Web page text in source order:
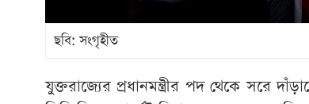
ছবি: সংগৃহীত
যুক্তরাজ্যের প্রধানমন্ত্রীর পদ থেকে সরে